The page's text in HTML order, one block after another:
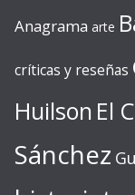
Anagrama arte
críticas y reseñas
Huilson El
Sánchez